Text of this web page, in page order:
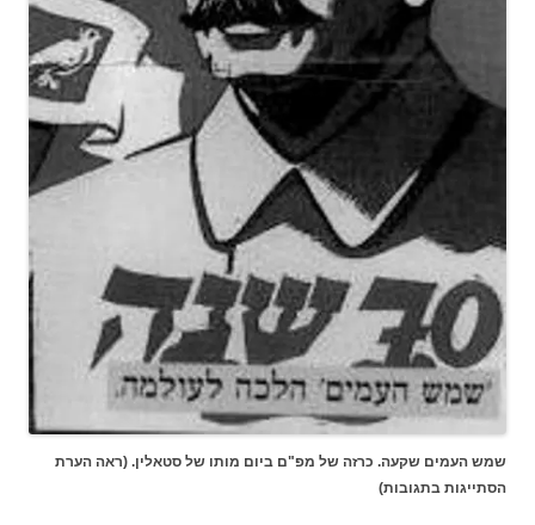
שמש העמים שקעה. כרזה של מפ"ם ביום מותו של סטאלין. (ראה הערת
הסתייגות בתגובות)